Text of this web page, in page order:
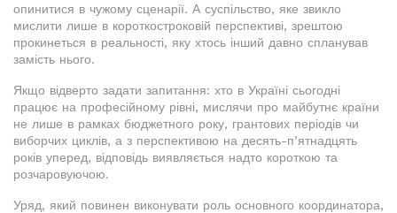
опинитися в чужому сценарії. А суспільство, яке звикло
мислити лише в короткостроковій перспективі, зрештою
прокинеться в реальності, яку хтось інший давно спланував
замість нього.
Якщо відверто задати запитання: хто в Україні сьогодні
працює на професійному рівні, мислячи про майбутнє країни
не лише в рамках бюджетного року, грантових періодів чи
виборчих циклів, а з перспективою на десять-п’ятнадцять
років уперед, відповідь виявляється надто короткою та
розчаровуючою.
Уряд, який повинен виконувати роль основного координатора,